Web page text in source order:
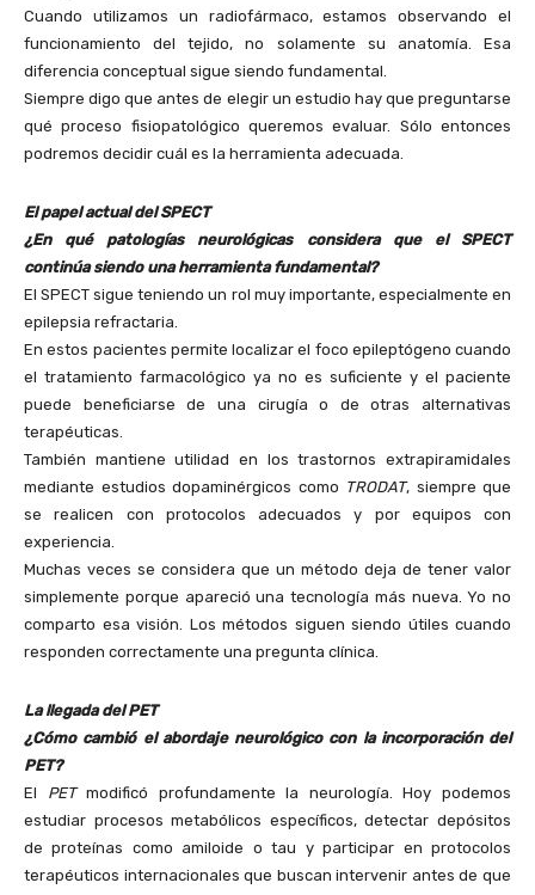
Cuando utilizamos un radiofármaco, estamos observando el
funcionamiento del tejido, no solamente su anatomía. Esa
diferencia conceptual sigue siendo fundamental.
Siempre digo que antes de elegir un estudio hay que preguntarse
qué proceso fisiopatológico queremos evaluar. Sólo entonces
podremos decidir cuál es la herramienta adecuada.
El papel actual del SPECT
¿En qué patologías neurológicas considera que el SPECT
continúa siendo una herramienta fundamental?
El SPECT sigue teniendo un rol muy importante, especialmente en
epilepsia refractaria.
En estos pacientes permite localizar el foco epileptógeno cuando
el tratamiento farmacológico ya no es suficiente y el paciente
puede beneficiarse de una cirugía o de otras alternativas
terapéuticas.
También mantiene utilidad en los trastornos extrapiramidales
mediante estudios dopaminérgicos como TRODAT, siempre que
se realicen con protocolos adecuados y por equipos con
experiencia.
Muchas veces se considera que un método deja de tener valor
simplemente porque apareció una tecnología más nueva. Yo no
comparto esa visión. Los métodos siguen siendo útiles cuando
responden correctamente una pregunta clínica.
La llegada del PET
¿Cómo cambió el abordaje neurológico con la incorporación del
PET?
El PETmodificó profundamente la neurología. Hoy podemos
estudiar procesos metabólicos específicos, detectar depósitos
de proteínas como amiloide o tau y participar en protocolos
terapéuticos internacionales que buscan intervenir antes de que